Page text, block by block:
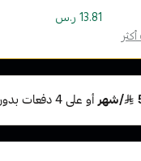
13.81 ر.س على